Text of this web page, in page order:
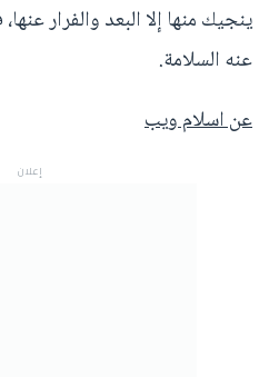
ينجيك منها إلا البعد والفرار
عنه السلامة.
عن اسلام ويب
إعلان